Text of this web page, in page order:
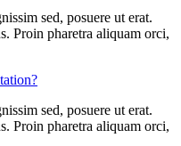
sed, posuere ut erat.
Proin pharetra aliquam orci,
sed, posuere ut erat.
Proin pharetra aliquam orci,